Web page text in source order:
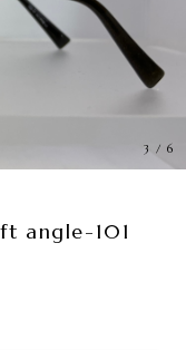
3 /6
angle-101